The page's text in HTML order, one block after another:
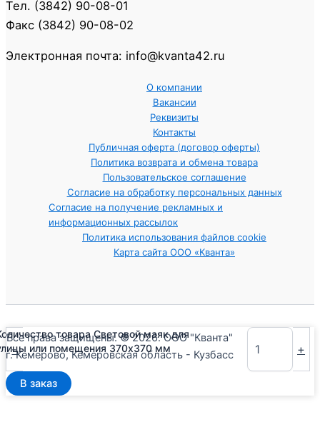
Тел. (3842) 90-08-01
Факс (3842) 90-08-02
Электронная почта: info@kvanta42.ru
О компании
Вакансии
Реквизиты
Контакты
Публичная оферта (договор оферты)
Политика возврата и обмена товара
Пользовательское соглашение
Согласие на обработку персональных данных
Согласие на получение рекламных и
информационных рассылок
Политика использования файлов cookie
Карта сайта ООО «Кванта»
Все права защищены. © 2026. ООО "Кванта"
г. Кемерово, Кемеровская область - Кузбасс
-
товара Световой маяк для
или помещения 370х370 мм
+
В заказ